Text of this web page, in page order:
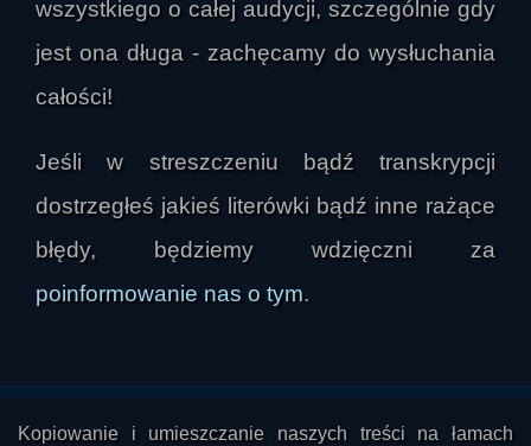
Słowne interludium 04:39:37
Wywiad z Anną Rozenberg, autorką powieści
"Maski pośmiertne" i "Punkty zapalne"
Słowne interludium 05:03:16
Piotr Plebaniak - Prawidła wojny odc. 8
Słowo na dobranoc 05:21:51
wszystkiego o całej audycji, szczególnie gdy
jest ona długa - zachęcamy do wysłuchania
całości!
Jeśli w streszczeniu bądź transkrypcji
dostrzegłeś jakieś literówki bądź inne rażące
błędy, będziemy wdzięczni za
poinformowanie nas o tym.
Kopiowanie i umieszczanie naszych treści na łamach